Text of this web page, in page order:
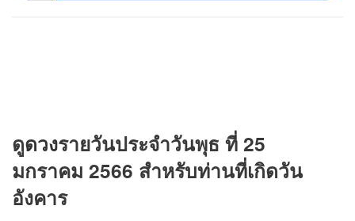
ดูดวงรายวันประจำวันพุธ ที่ 25
มกราคม 2566 สำหรับท่านที่เกิดวัน
อังคาร